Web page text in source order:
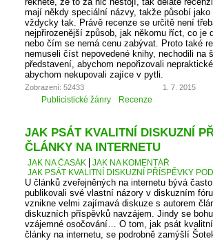
mají někdy speciální názvy, takže působí jako
vždycky tak. Právě recenze se určitě není
nejpřirozenější způsob, jak někomu říct, co je
nebo čím se nemá cenu zabývat. Proto také
nemuseli číst nepovedené knihy, nechodili na
představení, abychom nepořizovali
abychom nekupovali zajíce v pytli.
Zobrazení: 52433 1. 7. 2015
Publicistické žánry Recenze
JAK PSÁT KVALITNÍ DISKUZNÍ
ČLÁNKY NA INTERNETU
JAK NA ČASÁK
JAK NA KOMENTÁŘ
JAK PSÁT KVALITNÍ DISKUZNÍ PŘÍSPĚVKY
U článků zveřejněných na internetu bývá
publikovali své vlastní názory v diskuzním
vznikne velmi zajímavá diskuze s autorem
diskuzních příspěvků navzájem. Jindy se
vzájemné osočování… O tom, jak psát
články na internetu, se podrobně zamýšlí